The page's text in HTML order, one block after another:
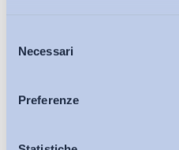
delNecessari
Preferenze
Bollettini ADAPT
Articoli